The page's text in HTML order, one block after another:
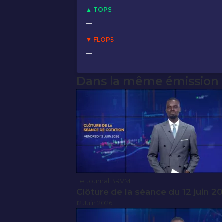
▲ TOPS
—
▼ FLOPS
—
Dans la même émission
Le Journal BRVM
Clôture de la séance du 12 juin